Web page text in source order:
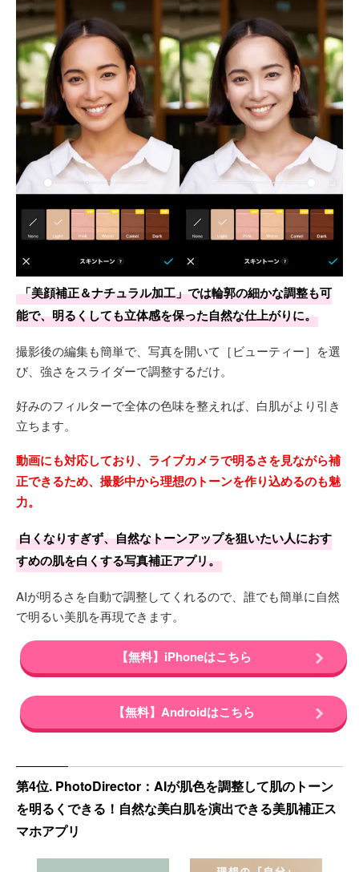
「美顔補正＆ナチュラル加工」では輪郭の細かな調整も可
能で、明るくしても立体感を保った自然な仕上がりに。
撮影後の編集も簡単で、写真を開いて［ビューティー］を選
び、強さをスライダーで調整するだけ。
好みのフィルターで全体の色味を整えれば、白肌がより引き
立ちます。
動画にも対応しており、ライブカメラで明るさを見ながら補
正できるため、撮影中から理想のトーンを作り込めるのも魅
力。
白くなりすぎず、自然なトーンアップを狙いたい人におす
すめの肌を白くする写真補正アプリ。
AIが明るさを自動で調整してくれるので、誰でも簡単に自然
で明るい美肌を再現できます。
【無料】iPhoneはこちら
【無料】Androidはこちら
第4位. PhotoDirector：AIが肌色を調整して肌のトーン
を明るくできる！自然な美白肌を演出できる美肌補正ス
マホアプリ